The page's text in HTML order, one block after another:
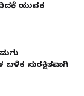
ಯುವಕ
ಸುರಕ್ಷಿತವಾಗಿ